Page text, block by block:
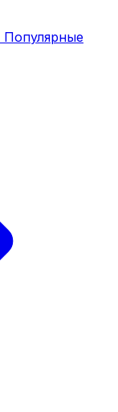
Популярные